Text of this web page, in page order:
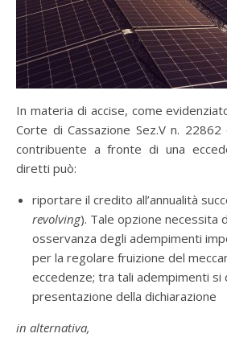
In materia di accise, come
Corte di Cassazione Sez.V n.
contribuente a fronte di una
diretti può:
riportare il credito all’annualità
revolving). Tale opzione necessita
osservanza degli adempimenti
per la regolare fruizione del
eccedenze; tra tali adempimenti si
presentazione della dichiarazione
in alternativa,